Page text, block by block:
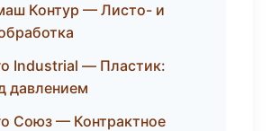
Контур — Листо- и
Industrial — Пластик:
давлением
Союз — Контрактное